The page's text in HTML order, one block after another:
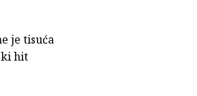
je tisuća
hit